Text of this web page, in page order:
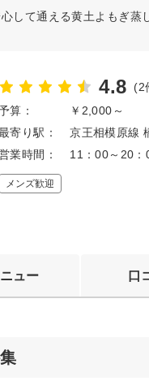
して通える黄土よもぎ
4.8 (2
算：
￥2,000～
寄り駅：
京王相模原線
業時間：
11：00～20：
メンズ歓迎
ュー 口